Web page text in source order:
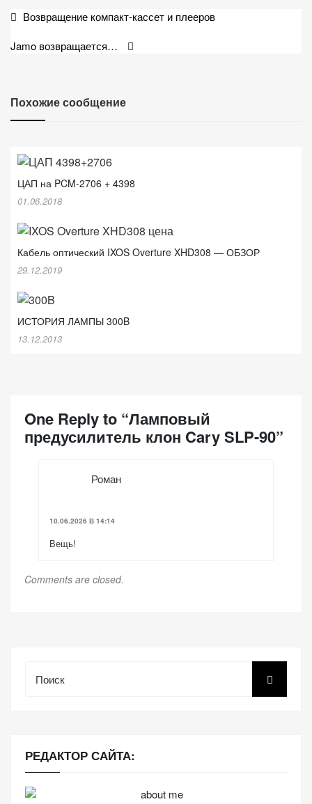
Навигация
записям
Возвращение компакт-кассет и плееров
Jamo возвращается…
Похожие сообщение
ЦАП на PCM-2706 + 4398
01.06.2018
Кабель оптический IXOS Overture XHD308 — ОБЗОР
29.12.2019
ИСТОРИЯ ЛАМПЫ 300B
13.12.2013
One Reply to “Ламповый
предусилитель клон Cary SLP-90”
Роман
10.06.2026 В 14:14
Вещь!
Comments are closed.
РЕДАКТОР САЙТА: